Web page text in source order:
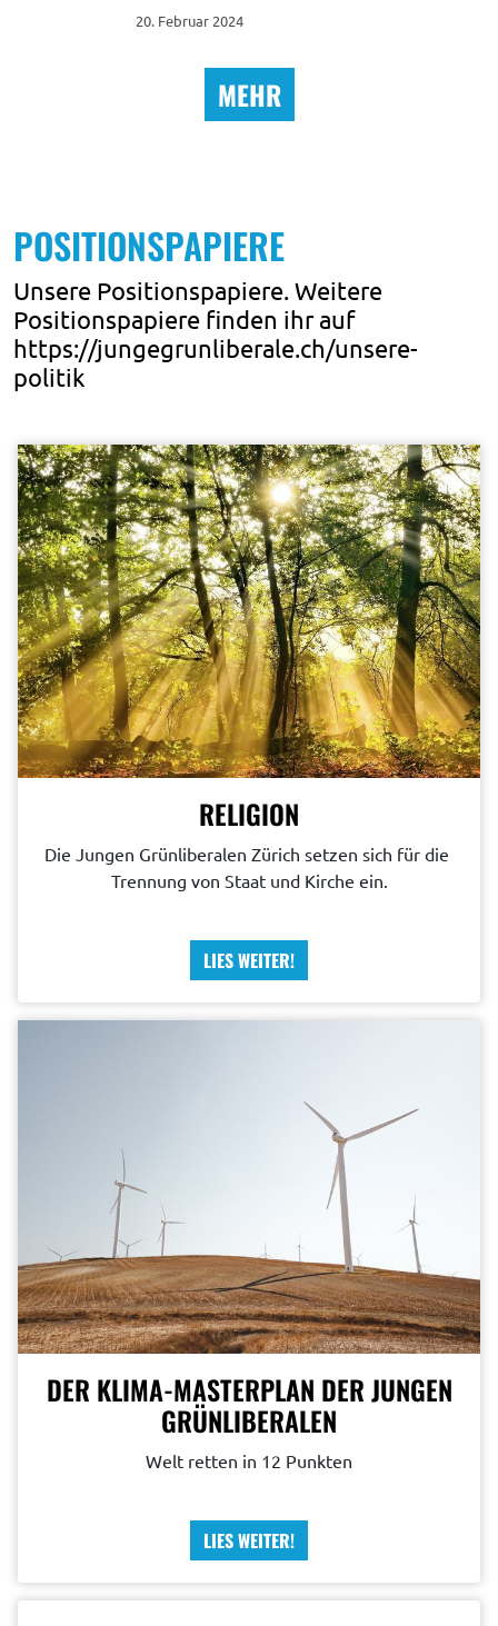
20. Februar 2024
MEHR
POSITIONSPAPIERE
Unsere Positionspapiere. Weitere
Positionspapiere finden ihr auf
https://jungegrunliberale.ch/unsere-
politik
RELIGION
Die Jungen Grünliberalen Zürich setzen sich für die
Trennung von Staat und Kirche ein.
LIES WEITER!
DER KLIMA-MASTERPLAN DER JUNGEN
GRÜNLIBERALEN
Welt retten in 12 Punkten
LIES WEITER!